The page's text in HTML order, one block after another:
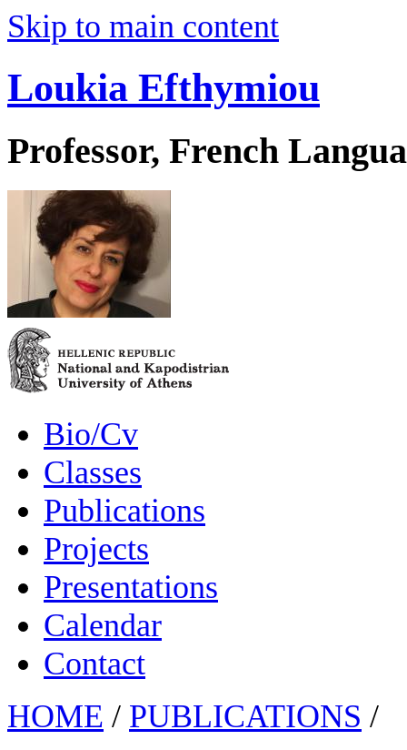
Skip to main content
Loukia Efthymiou
Professor, French
Bio/Cv
Classes
Publications
Projects
Presentations
Calendar
Contact
HOME / PUBLICATIONS /